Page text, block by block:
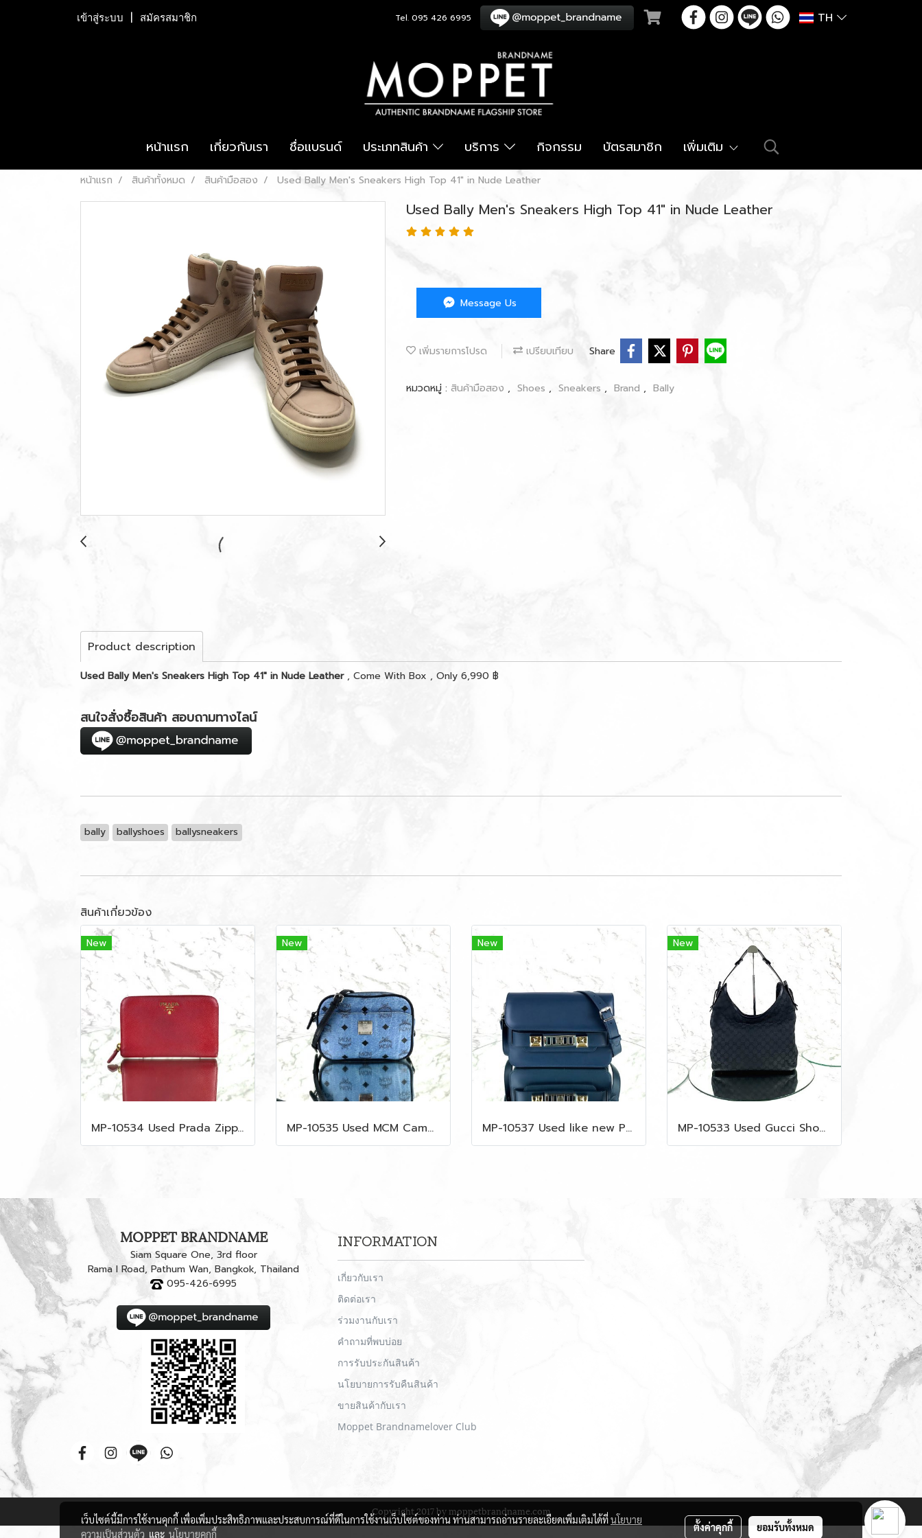
เข้าสู่ระบบ สมัครสมาชิก Tel. 095 426 6995 TH
หน้าแรก เกี่ยวกับเรา ชื่อแบรนด์ ประเภทสินค้า บริการ กิจกรรม บัตรสมาชิก เพิ่มเติม
หน้าแรก สินค้าทั้งหมด สินค้ามือสอง Used Bally Men's Sneakers High Top 41" in Nude Leather
Used Bally Men's Sneakers High Top 41" in Nude Leather
Message Us
เพิ่มรายการโปรด เปรียบเทียบ Share
หมวดหมู่ : สินค้ามือสอง , Shoes , Sneakers , Brand , Bally
Product description
Used Bally Men's Sneakers High Top 41" in Nude Leather, Come With Box , Only 6,990 ฿
สนใจสั่งซื้อสินค้า สอบถามทางไลน์
bally ballyshoes ballysneakers
สินค้าเกี่ยวข้อง
New
MP-10534 Used Prada Zippy Medium Wallet In Fuoco Saffiano GHW
New
MP-10535 Used MCM Camera Bag In Blue Visetos SHW
New
MP-10537 Used like new Proenza PS11 Mini
New
MP-10533 Used Gucci Shoulder Bag GG Black Canvas Shw
MOPPET BRANDNAME
Siam Square One, 3rd floor
Rama I Road, Pathum Wan, Bangkok, Thailand
095-426-6995
INFORMATION
เกี่ยวกับเรา
ติดต่อเรา
ร่วมงานกับเรา
คำถามที่พบบ่อย
การรับประกันสินค้า
นโยบายการรับคืนสินค้า
ขายสินค้ากับเรา
Moppet Brandnamelover Club
Copyright 2017 by moppetbrandname.com
เว็บไซต์นี้มีการใช้งานคุกกี้ เพื่อเพิ่มประสิทธิภาพและประสบการณ์ที่ดีในการใช้งานเว็บไซต์ของท่าน ท่านสามารถอ่านรายละเอียดเพิ่มเติมได้ที่นโยบาย
ความเป็นส่วนตัว และ นโยบายคุกกี้
ตั้งค่าคุกกี้ ยอมรับทั้งหมด